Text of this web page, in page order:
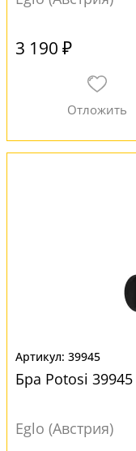
3 190 ₽
39945
Бра Potosi 39945
Eglo (Австрия)